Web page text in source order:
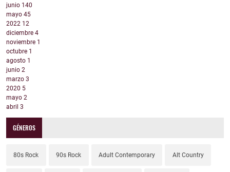
junio 140
mayo 45
2022 12
diciembre 4
noviembre 1
octubre 1
agosto 1
junio 2
marzo 3
2020 5
mayo 2
abril 3
GÉNEROS
80s Rock 90s Rock Adult Contemporary Alt Country